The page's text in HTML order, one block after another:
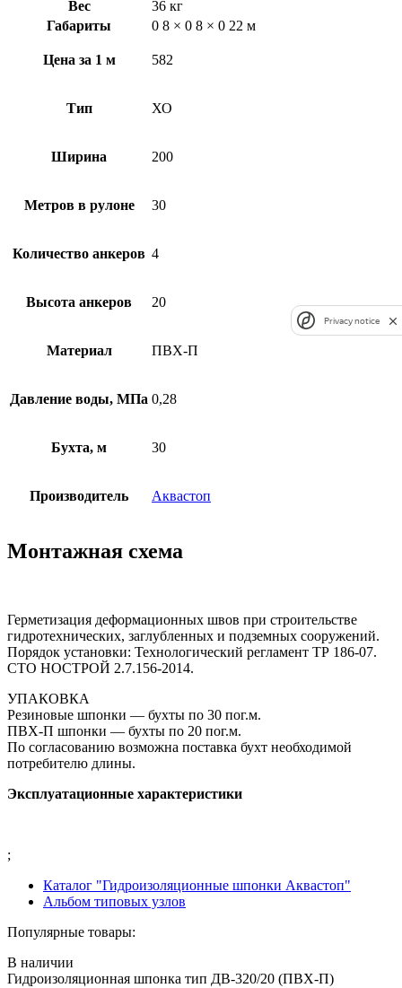
Вес
36 кг
Габариты
0 8 × 0 8 × 0 22 м
Цена за 1 м 582
Тип ХО
Ширина 200
Метров в рулоне 30
Количество анкеров 4
Высота анкеров 20
Материал ПВХ-П
Давление воды, МПа 0,28
Бухта, м 30
Производитель Аквастоп
Монтажная схема
Герметизация деформационных швов при строительстве
гидротехнических, заглубленных и подземных сооружений.
Порядок установки: Технологический регламент ТР 186-07.
СТО НОСТРОЙ 2.7.156-2014.
УПАКОВКА
Резиновые шпонки — бухты по 30 пог.м.
ПВХ-П шпонки — бухты по 20 пог.м.
По согласованию возможна поставка бухт необходимой
потребителю длины.
Эксплуатационные характеристики
;
Каталог "Гидроизоляционные шпонки Аквастоп"
Альбом типовых узлов
Популярные товары:
В наличии
Гидроизоляционная шпонка тип ДВ-320/20 (ПВХ-П)
Privacy notice